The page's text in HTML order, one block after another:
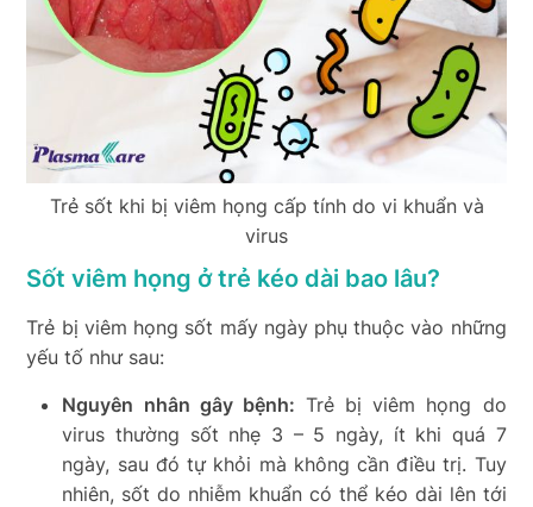
Trẻ sốt khi bị viêm họng cấp tính do vi khuẩn và
virus
Sốt viêm họng ở trẻ kéo dài bao lâu?
Trẻ bị viêm họng sốt mấy ngày phụ thuộc vào những
yếu tố như sau:
Nguyên nhân gây bệnh: Trẻ bị viêm họng do
virus thường sốt nhẹ 3 – 5 ngày, ít khi quá 7
ngày, sau đó tự khỏi mà không cần điều trị. Tuy
nhiên, sốt do nhiễm khuẩn có thể kéo dài lên tới